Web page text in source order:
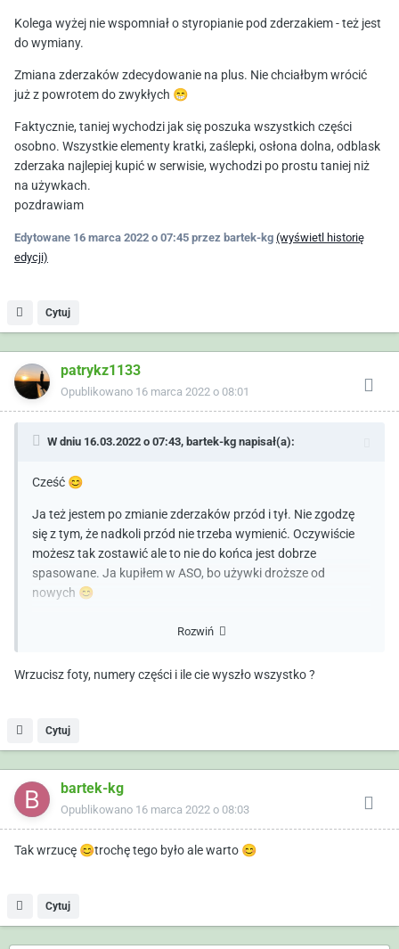
Kolega wyżej nie wspomniał o styropianie pod zderzakiem - też jest
do wymiany.
Zmiana zderzaków zdecydowanie na plus. Nie chciałbym wrócić
już z powrotem do zwykłych 😁
Faktycznie, taniej wychodzi jak się poszuka wszystkich części
osobno. Wszystkie elementy kratki, zaślepki, osłona dolna, odblask
zderzaka najlepiej kupić w serwisie, wychodzi po prostu taniej niż
na używkach.
pozdrawiam
Edytowane 16 marca 2022 o 07:45 przez bartek-kg (wyświetl historię
edycji)
Cytuj
patrykz1133
Opublikowano 16 marca 2022 o 08:01
W dniu 16.03.2022 o 07:43, bartek-kg napisał(a):
Cześć 😊
Ja też jestem po zmianie zderzaków przód i tył. Nie zgodzę
się z tym, że nadkoli przód nie trzeba wymienić. Oczywiście
możesz tak zostawić ale to nie do końca jest dobrze
spasowane. Ja kupiłem w ASO, bo używki droższe od
nowych 😊
Kolega wyżej nie wspomniał o styropianie pod zderzakiem -
Zmiana zderzaków zdecydowanie na plus. Nie chciałbym
Faktycznie, taniej wychodzi jak się poszuka wszystkich części
osobno. Wszystkie elementy kratki, zaślepki, osłona dolna,
odblask zderzaka najlepiej kupić w serwisie, wychodzi po
prostu taniej niż na używkach.
pozdrawiam
Rozwiń
Wrzucisz foty, numery części i ile cie wyszło wszystko ?
Cytuj
bartek-kg
Opublikowano 16 marca 2022 o 08:03
Tak wrzucę 😊trochę tego było ale warto 😊
Cytuj